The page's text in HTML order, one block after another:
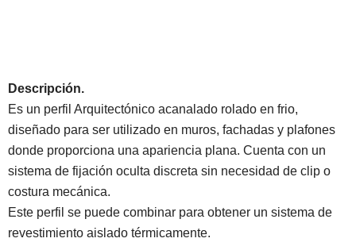
Descripción.
Es un perfil Arquitectónico acanalado rolado en frio,
diseñado para ser utilizado en muros, fachadas y plafones
donde proporciona una apariencia plana. Cuenta con un
sistema de fijación oculta discreta sin necesidad de clip o
costura mecánica.
Este perfil se puede combinar para obtener un sistema de
revestimiento aislado térmicamente.